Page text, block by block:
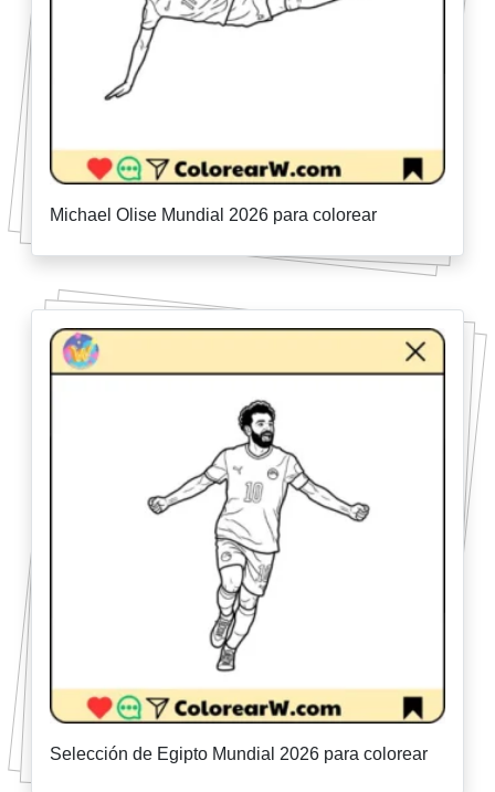
Michael Olise Mundial 2026 para colorear
Selección de Egipto Mundial 2026 para colorear